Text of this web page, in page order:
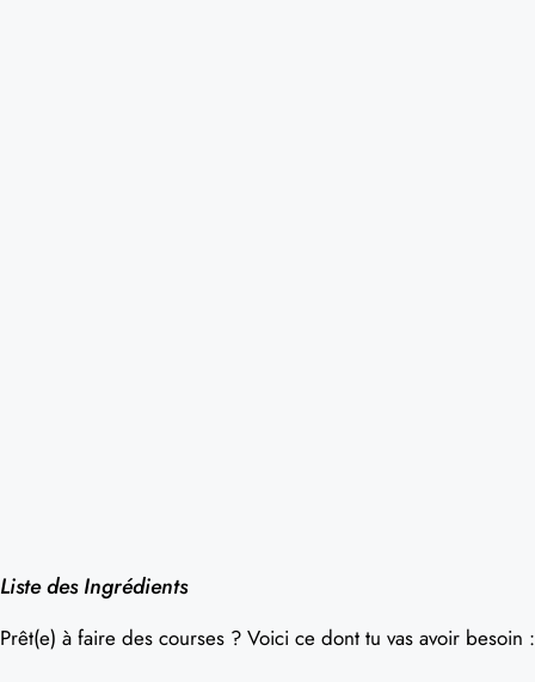
Liste des Ingrédients
Prêt(e) à faire des courses ? Voici ce dont tu vas avoir besoin :